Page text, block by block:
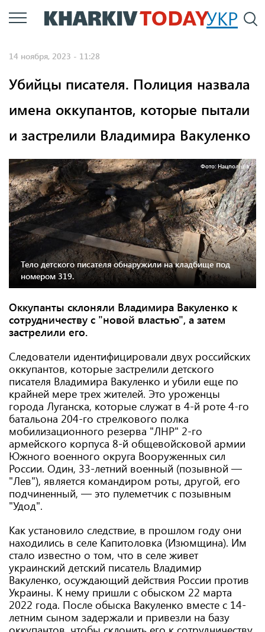
Перейти
к
УКР
14 ноября, 2023 - 11:28
Убийцы писателя. Полиция назвала
имена оккупантов, которые пытали
и застрелили Владимира Вакуленко
Фото: Нацполіція.
Тело детского писателя обнаружили на кладбище под
номером 319.
Оккупанты склоняли Владимира Вакуленко к
сотрудничеству с "новой властью", а затем
застрелили его.
Следователи идентифицировали двух российских
оккупантов, которые застрелили детского
писателя Владимира Вакуленко и убили еще по
крайней мере трех жителей. Это уроженцы
города Луганска, которые служат в 4-й роте 4-го
батальона 204-го стрелкового полка
мобилизационного резерва "ЛНР" 2-го
армейского корпуса 8-й общевойсковой армии
Южного военного округа Вооруженных сил
России. Один, 33-летний военный (позывной —
"Лев"), является командиром роты, другой, его
подчиненный, — это пулеметчик с позывным
"Удод".
Как установило следствие, в прошлом году они
находились в селе Капитоловка (Изюмщина). Им
стало известно о том, что в селе живет
украинский детский писатель Владимир
Вакуленко, осуждающий действия России против
Украины. К нему пришли с обыском 22 марта
2022 года. После обыска Вакуленко вместе с 14-
летним сыном задержали и привезли на базу